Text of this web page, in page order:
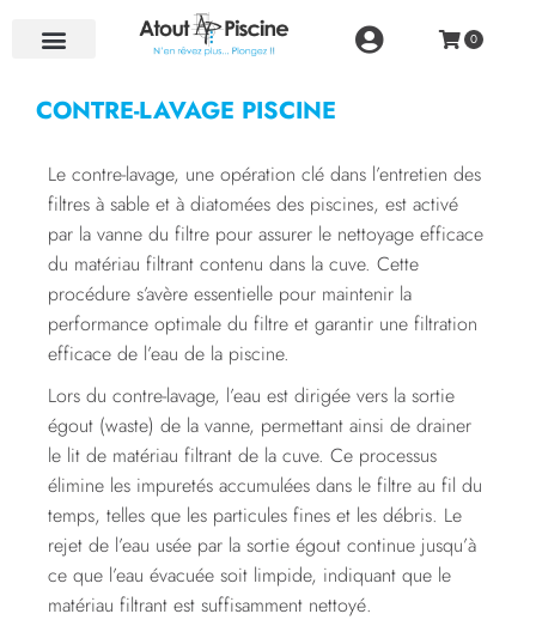
CONTRE-LAVAGE PISCINE
Le contre-lavage, une opération clé dans l’entretien des
filtres à sable et à diatomées des piscines, est activé
par la vanne du filtre pour assurer le nettoyage efficace
du matériau filtrant contenu dans la cuve. Cette
procédure s’avère essentielle pour maintenir la
performance optimale du filtre et garantir une filtration
efficace de l’eau de la piscine.
Lors du contre-lavage, l’eau est dirigée vers la sortie
égout (waste) de la vanne, permettant ainsi de drainer
le lit de matériau filtrant de la cuve. Ce processus
élimine les impuretés accumulées dans le filtre au fil du
temps, telles que les particules fines et les débris. Le
rejet de l’eau usée par la sortie égout continue jusqu’à
ce que l’eau évacuée soit limpide, indiquant que le
matériau filtrant est suffisamment nettoyé.